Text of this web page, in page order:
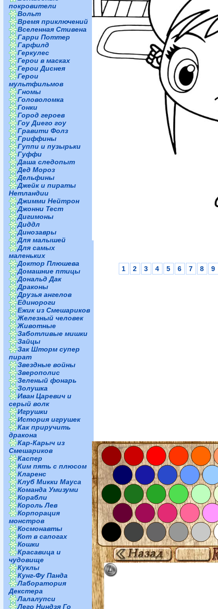
покровители
Вольт
Время приключений
Вселенная Стивена
Гарри Поттер
Гарфилд
Геркулес
Герои в масках
Герои Диснея
Герои
мультфильмов
Гномы
Головоломка
Гонки
Город героев
Гоу Диего гоу
Гравити Фолз
Гриффины
Гуппи и пузырьки
Гуффи
Даша следопыт
Дед Мороз
Дельфины
Джейк и пираты
Нетландии
Джимми Нейтрон
Джонни Тест
Дигимоны
Диддл
Динозавры
Для малышей
Для самых
маленьких
Доктор Плюшева
Домашние птицы
Дональд Дак
Драконы
Друзья ангелов
Единороги
Ежик из Смешариков
Железный человек
Животные
Заботливые мишки
Зайцы
Зак Шторм супер
пират
Звездные войны
Зверополис
Зеленый фонарь
Золушка
Иван Царевич и
серый волк
Игрушки
История игрушек
Как приручить
дракона
Кар-Карыч из
Смешариков
Каспер
Ким пять с плюсом
Кларенс
Клуб Микки Мауса
Команда Умизуми
Корабли
Король Лев
Корпорация
монстров
Космонавты
Кот в сапогах
Кошки
Красавица и
чудовище
Куклы
Кунг-Фу Панда
Лаборатория
Декстера
Лалалупси
Лего Ниндзя Го
1 2 3 4 5 6 7 8 9